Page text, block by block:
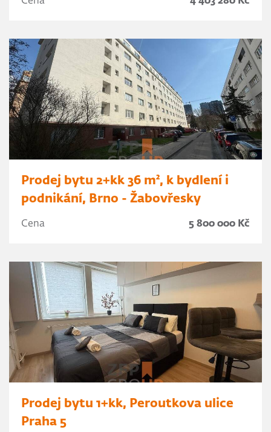
Prodej bytu 2+kk 36 m², k bydlení i
podnikání, Brno - Žabovřesky
Cena 5 800 000 Kč
Prodej bytu 1+kk, Peroutkova ulice
Praha 5